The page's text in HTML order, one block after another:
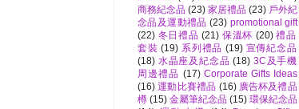
商務紀念品 (23) 家居禮品 (23) 戶外紀
念品及運動禮品 (23) promotional gift
(22) 冬日禮品 (21) 保溫杯 (20) 禮品
套裝 (19) 系列禮品 (19) 宣傳紀念品
(18) 水晶座及紀念品 (18) 3C及手機
周邊禮品 (17) Corporate Gifts Ideas
(16) 運動比賽禮品 (16) 廣告杯及禮品
樽 (15) 金屬筆紀念品 (15) 環保紀念品